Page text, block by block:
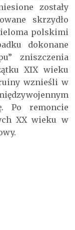
zostały
skrzydło
polskimi
dokonane
zniszczenia
XIX wieku
wznieśli w
Po remoncie
XX wieku w